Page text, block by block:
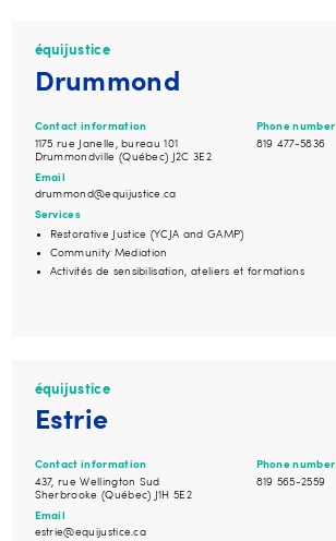
équijustice
Drummond
Contact information
1175 rue Janelle, bureau 101
Drummondville (Québec) J2C 3E2
Phone number
819 477-5836
Email
drummond@equijustice.ca
Services
Restorative Justice (YCJA and GAMP)
Community Mediation
Activités de sensibilisation, ateliers et formations
équijustice
Estrie
Contact information
437, rue Wellington Sud
Sherbrooke (Québec) J1H 5E2
Phone number
819 565-2559
Email
estrie@equijustice.ca